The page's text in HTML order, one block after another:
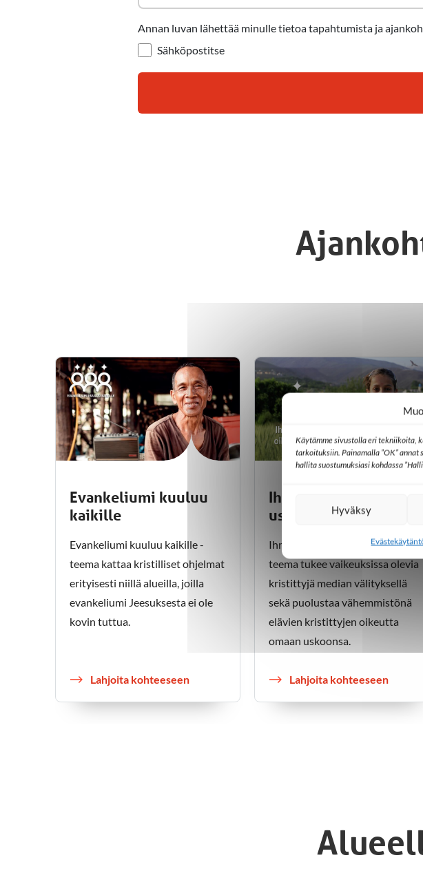
Käytämme sivustolla eri tekniikoita,
tarkoituksiin. Painamalla ”OK”
hallita suostumuksiasi kohdassa
Hyväksy
Annan luvan lähettää minulle tietoa tapahtumista ja
Sähköpostitse
Evankeliumi kuuluu
kaikille
Evankeliumi kuuluu kaikille -
teema kattaa kristilliset ohjelmat
erityisesti niillä alueilla, joilla
evankeliumi Jeesuksesta ei ole
kovin tuttua.
Lahjoita kohteeseen
Ihmisarvo ja oikeus
uskoa
Ihmisarvo ja oikeus uskoa -
teema tukee vaikeuksissa olevia
kristittyjä median välityksellä
sekä puolustaa vähemmistönä
elävien kristittyjen oikeutta
omaan uskoonsa.
Lahjoita kohteeseen